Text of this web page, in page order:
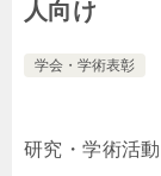
人向け
学会・学術表彰
研究・学術活